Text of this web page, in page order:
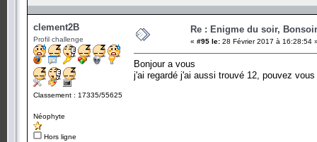
clement2B
Profil challenge
Classement : 17335/55625
Néophyte
Hors ligne
Re : Enigme du soir,
« #95 le: 28 Février 2017 à 16:28:54
Bonjour a vous
j'ai regardé j'ai aussi trouvé 12, pouvez